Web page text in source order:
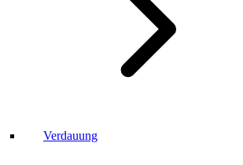
Verdauung